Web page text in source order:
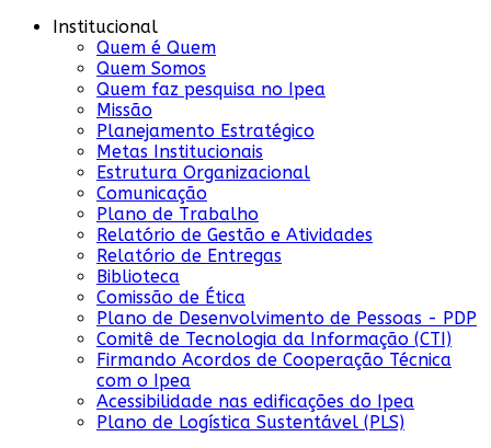
Institucional
Quem é Quem
Quem Somos
Quem faz pesquisa no Ipea
Missão
Planejamento Estratégico
Metas Institucionais
Estrutura Organizacional
Comunicação
Plano de Trabalho
Relatório de Gestão e Atividades
Relatório de Entregas
Biblioteca
Comissão de Ética
Plano de Desenvolvimento de Pessoas - PDP
Comitê de Tecnologia da Informação (CTI)
Firmando Acordos de Cooperação Técnica
com o Ipea
Acessibilidade nas edificações do Ipea
Plano de Logística Sustentável (PLS)